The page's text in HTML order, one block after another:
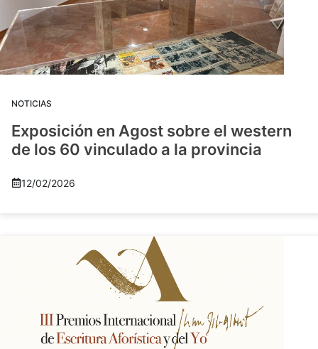
NOTICIAS
Exposición en Agost sobre el western
de los 60 vinculado a la provincia
12/02/2026